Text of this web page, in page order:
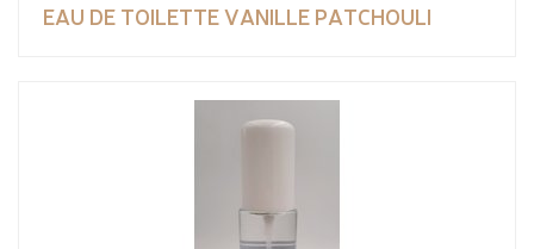
EAU DE TOILETTE VANILLE PATCHOULI